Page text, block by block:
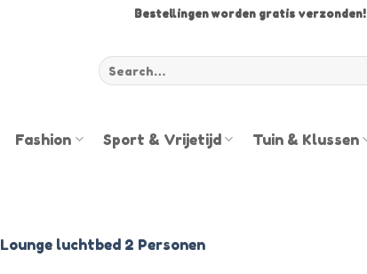
Bestellingen worden gratis verzonden!
Zoeken
voor:
Fashion Sport & Vrijetijd Tuin & Klussen
Lounge luchtbed 2 Personen